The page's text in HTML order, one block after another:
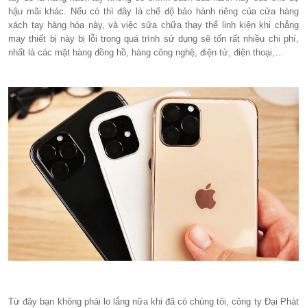
hậu mãi khác. Nếu có thì đây là chế độ bảo hành riêng của cửa hàng
xách tay hàng hóa này, và việc sửa chữa thay thế linh kiện khi chẳng
may thiết bị này bị lỗi trong quá trình sử dụng sẽ tốn rất nhiều chi phí,
nhất là các mặt hàng đồng hồ, hàng công nghệ, điện tử, điện thoại,…
Từ đây bạn không phải lo lắng nữa khi đã có chúng tôi, công ty Đại Phát